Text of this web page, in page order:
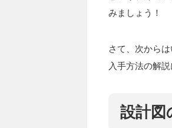
みましょう！
さて、次からは
入手方法の解説
設計図